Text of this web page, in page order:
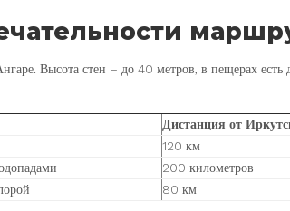
Высота стен – до 40 метров, в пещерах есть
Дистанция от
120 км
200 километров
80 км